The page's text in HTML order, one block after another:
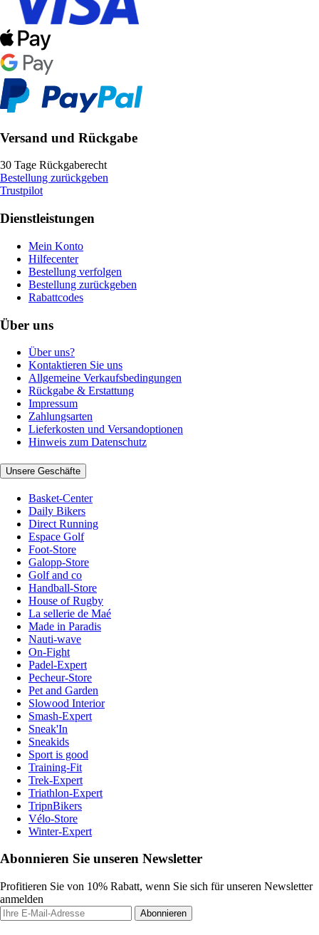
Versand und Rückgabe
30 Tage Rückgaberecht
Bestellung zurückgeben
Trustpilot
Dienstleistungen
Mein Konto
Hilfecenter
Bestellung verfolgen
Bestellung zurückgeben
Rabattcodes
Über uns
Über uns?
Kontaktieren Sie uns
Allgemeine Verkaufsbedingungen
Rückgabe & Erstattung
Impressum
Zahlungsarten
Lieferkosten und Versandoptionen
Hinweis zum Datenschutz
Unsere Geschäfte
Basket-Center
Daily Bikers
Direct Running
Espace Golf
Foot-Store
Galopp-Store
Golf and co
Handball-Store
House of Rugby
La sellerie de Maé
Made in Paradis
Nauti-wave
On-Fight
Padel-Expert
Pecheur-Store
Pet and Garden
Slowood Interior
Smash-Expert
Sneak'In
Sneakids
Sport is good
Training-Fit
Trek-Expert
Triathlon-Expert
TripnBikers
Vélo-Store
Winter-Expert
Abonnieren Sie unseren Newsletter
Profitieren Sie von 10% Rabatt, wenn Sie sich für unseren Newsletter
anmelden
Abonnieren